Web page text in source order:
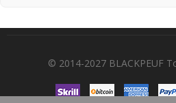
© 2014-2027 BLACKPEUF